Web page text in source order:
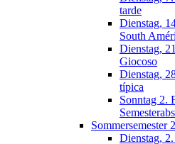
tarde
Dienstag,
South
Dienstag,
Giocoso
Dienstag,
típica
Sonntag 2.
Sommersemester
Dienstag,